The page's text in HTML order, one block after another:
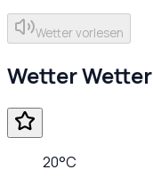
Wetter vorlesen
WetterWetter
20°C